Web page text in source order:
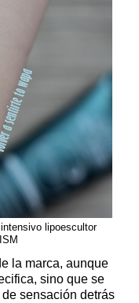
lipoescultor
la marca, aunque
sino que se
sensación detrás